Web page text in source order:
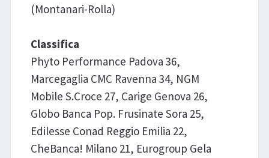
(Montanari-Rolla)
Classifica
Phyto Performance Padova 36,
Marcegaglia CMC Ravenna 34, NGM
Mobile S.Croce 27, Carige Genova 26,
Globo Banca Pop. Frusinate Sora 25,
Edilesse Conad Reggio Emilia 22,
CheBanca! Milano 21, Eurogroup Gela